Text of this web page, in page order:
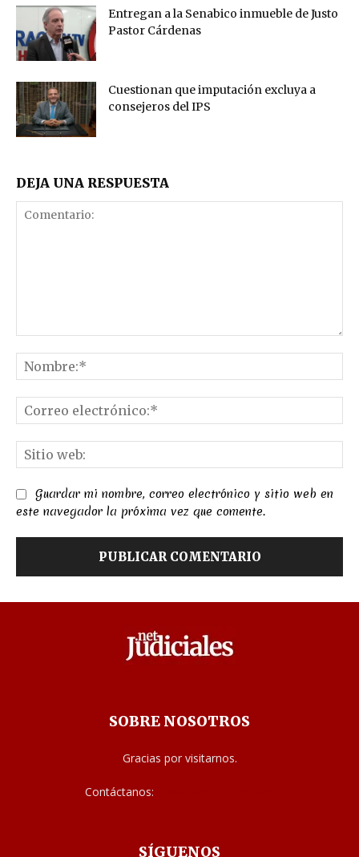
Entregan a la Senabico inmueble de Justo
Pastor Cárdenas
Cuestionan que imputación excluya a
consejeros del IPS
DEJA UNA RESPUESTA
Guardar mi nombre, correo electrónico y sitio web en
este navegador la próxima vez que comente.
SOBRE NOSOTROS
Gracias por visitarnos.
Contáctanos:
SÍGUENOS